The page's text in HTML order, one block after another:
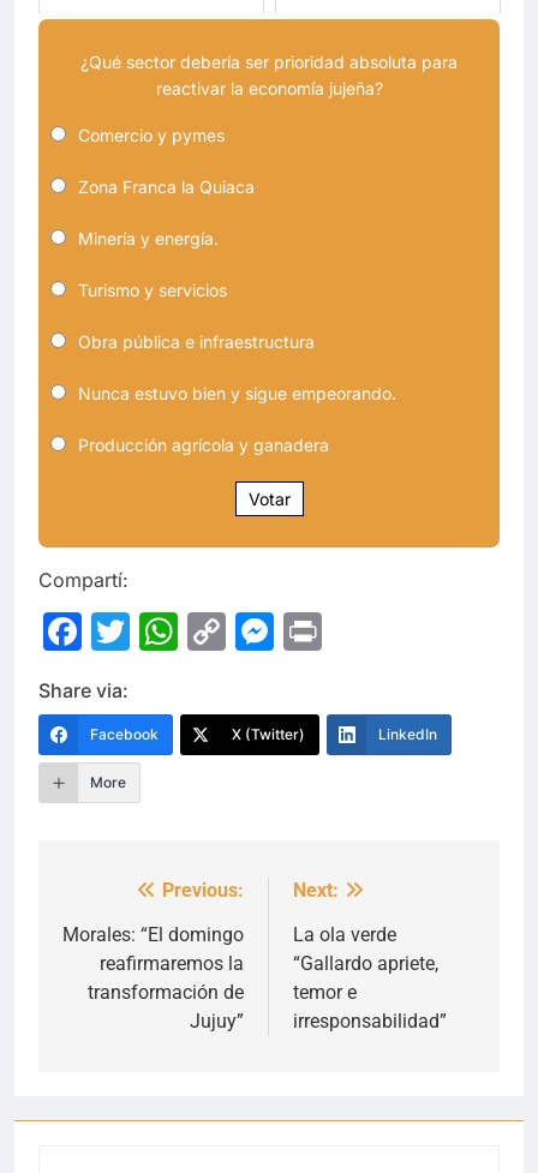
¿Qué sector debería ser prioridad absoluta para
reactivar la economía jujeña?
Comercio y pymes
Zona Franca la Quiaca
Minería y energía.
Turismo y servicios
Obra pública e infraestructura
Nunca estuvo bien y sigue empeorando.
Producción agrícola y ganadera
Votar
Compartí:
Facebook
Twitter
WhatsApp
CopyMessenger
Share via:
Facebook X (Twitter) LinkedIn
More
Navegación
de
entradas
Previous:
Morales: “El domingo
reafirmaremos la
transformación de
Jujuy”
Next:
La ola verde
“Gallardo apriete,
temor e
irresponsabilidad”